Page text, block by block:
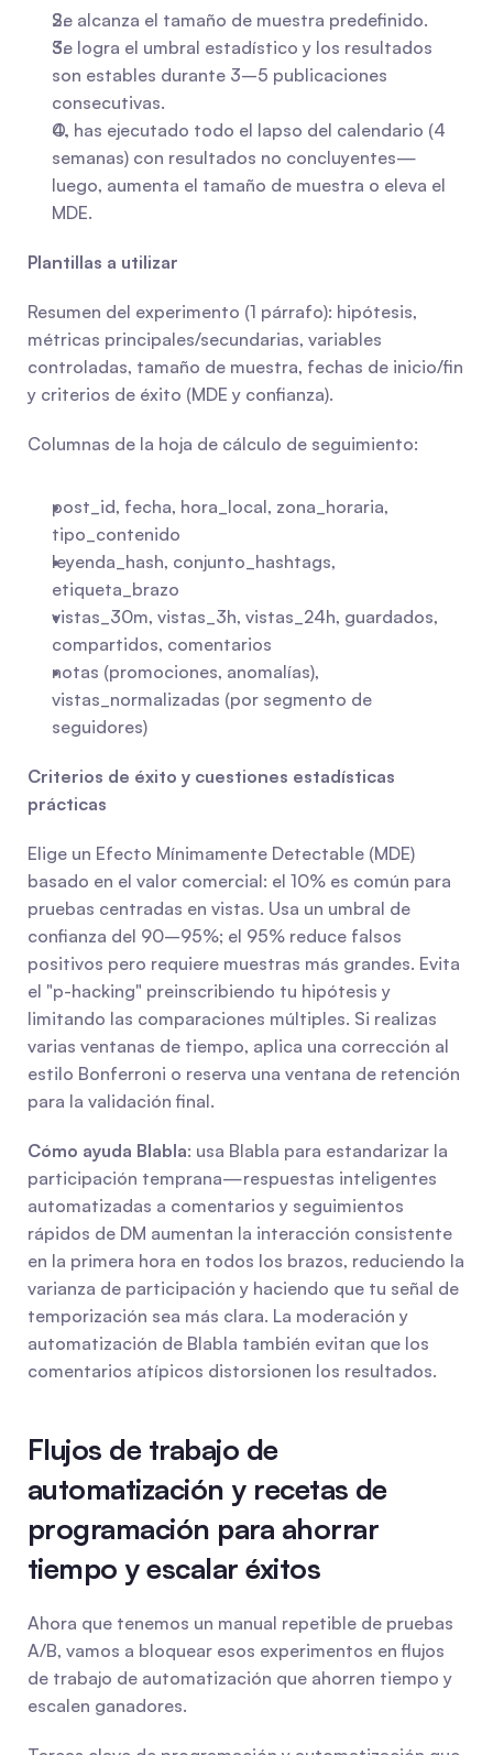
Se alcanza el tamaño de muestra predefinido.
Se logra el umbral estadístico y los resultados
son estables durante 3–5 publicaciones
consecutivas.
O, has ejecutado todo el lapso del calendario (4
semanas) con resultados no concluyentes—
luego, aumenta el tamaño de muestra o eleva el
MDE.
Plantillas a utilizar
Resumen del experimento (1 párrafo): hipótesis,
métricas principales/secundarias, variables
controladas, tamaño de muestra, fechas de inicio/fin
y criterios de éxito (MDE y confianza).
Columnas de la hoja de cálculo de seguimiento:
post_id, fecha, hora_local, zona_horaria,
tipo_contenido
leyenda_hash, conjunto_hashtags,
etiqueta_brazo
vistas_30m, vistas_3h, vistas_24h, guardados,
compartidos, comentarios
notas (promociones, anomalías),
vistas_normalizadas (por segmento de
seguidores)
Criterios de éxito y cuestiones estadísticas
prácticas
Elige un Efecto Mínimamente Detectable (MDE)
basado en el valor comercial: el 10% es común para
pruebas centradas en vistas. Usa un umbral de
confianza del 90–95%; el 95% reduce falsos
positivos pero requiere muestras más grandes. Evita
el "p-hacking" preinscribiendo tu hipótesis y
limitando las comparaciones múltiples. Si realizas
varias ventanas de tiempo, aplica una corrección al
estilo Bonferroni o reserva una ventana de retención
para la validación final.
Cómo ayuda Blabla: usa Blabla para estandarizar la
participación temprana—respuestas inteligentes
automatizadas a comentarios y seguimientos
rápidos de DM aumentan la interacción consistente
en la primera hora en todos los brazos, reduciendo la
varianza de participación y haciendo que tu señal de
temporización sea más clara. La moderación y
automatización de Blabla también evitan que los
comentarios atípicos distorsionen los resultados.
Flujos de trabajo de
automatización y recetas de
programación para ahorrar
tiempo y escalar éxitos
Ahora que tenemos un manual repetible de pruebas
A/B, vamos a bloquear esos experimentos en flujos
de trabajo de automatización que ahorren tiempo y
escalen ganadores.